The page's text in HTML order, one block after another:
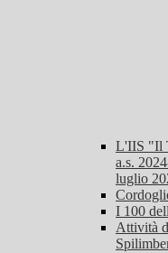
L'IIS "Il
a.s.
luglio
I 100
Attività